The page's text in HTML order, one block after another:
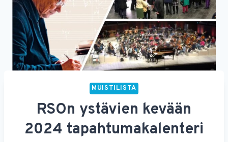
MUISTILISTA
RSOn ystävien kevään
2024 tapahtumakalenteri